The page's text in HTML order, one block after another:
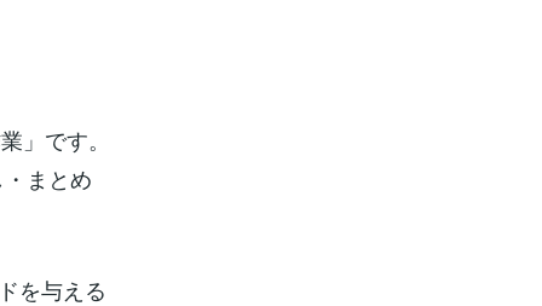
」です。
まとめ
を与える